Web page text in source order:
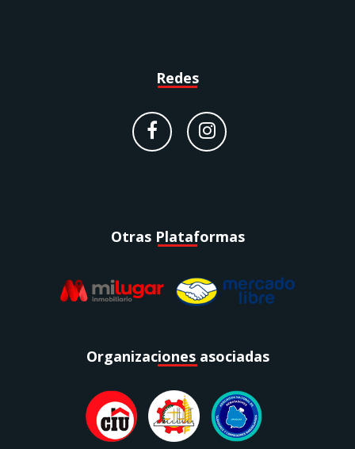
Redes
Otras Plataformas
Organizaciones asociadas